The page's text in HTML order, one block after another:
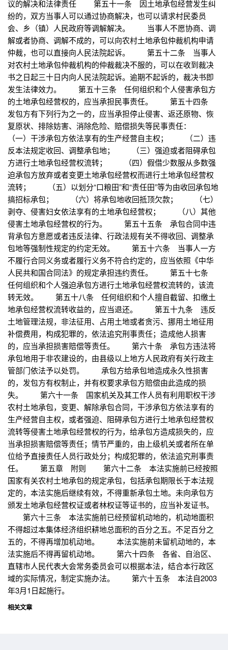
议的解决和法律责任 第五十一条 因土地承包经营发生纠
纷的，双方当事人可以通过协商解决，也可以请求村民委员
会、乡（镇）人民政府等调解解决。 当事人不愿协商、调
解或者协商、调解不成的，可以向农村土地承包仲裁机构申请
仲裁，也可以直接向人民法院起诉。 第五十二条 当事人
对农村土地承包仲裁机构的仲裁裁决不服的，可以在收到裁决
书之日起三十日内向人民法院起诉。逾期不起诉的，裁决书即
发生法律效力。 第五十三条 任何组织和个人侵害承包方
的土地承包经营权的，应当承担民事责任。 第五十四条
发包方有下列行为之一的，应当承担停止侵害、返还原物、恢
复原状、排除妨害、消除危险、赔偿损失等民事责任：
（一）干涉承包方依法享有的生产经营自主权； （二）违
反本法规定收回、调整承包地； （三）强迫或者阻碍承包
方进行土地承包经营权流转； （四）假借少数服从多数强
迫承包方放弃或者变更土地承包经营权而进行土地承包经营权
流转； （五）以划分“口粮田”和“责任田”等为由收回承包地
搞招标承包； （六）将承包地收回抵顶欠款； （七）
剥夺、侵害妇女依法享有的土地承包经营权； （八）其他
侵害土地承包经营权的行为。 第五十五条 承包合同中违
背承包方意愿或者违反法律、行政法规有关不得收回、调整承
包地等强制性规定的约定无效。 第五十六条 当事人一方
不履行合同义务或者履行义务不符合约定的，应当依照《中华
人民共和国合同法》的规定承担违约责任。 第五十七条
任何组织和个人强迫承包方进行土地承包经营权流转的，该流
转无效。 第五十八条 任何组织和个人擅自截留、扣缴土
地承包经营权流转收益的，应当退还。 第五十九条 违反
土地管理法规，非法征用、占用土地或者贪污、挪用土地征用
补偿费用，构成犯罪的，依法追究刑事责任；造成他人损害
的，应当承担损害赔偿等责任。 第六十条 承包方违法将
承包地用于非农建设的，由县级以上地方人民政府有关行政主
管部门依法予以处罚。 承包方给承包地造成永久性损害
的，发包方有权制止，并有权要求承包方赔偿由此造成的损
失。 第六十一条 国家机关及其工作人员有利用职权干涉
农村土地承包，变更、解除承包合同，干涉承包方依法享有的
生产经营自主权，或者强迫、阻碍承包方进行土地承包经营权
流转等侵害土地承包经营权的行为，给承包方造成损失的，应
当承担损害赔偿等责任；情节严重的，由上级机关或者所在单
位给予直接责任人员行政处分；构成犯罪的，依法追究刑事责
任。 第五章 附则 第六十二条 本法实施前已经按照
国家有关农村土地承包的规定承包，包括承包期限长于本法规
定的，本法实施后继续有效，不得重新承包土地。未向承包方
颁发土地承包经营权证或者林权证等证书的，应当补发证书。
第六十三条 本法实施前已经预留机动地的，机动地面积
不得超过本集体经济组织耕地总面积的百分之五。不足百分之
五的，不得再增加机动地。 本法实施前未留机动地的，本
法实施后不得再留机动地。 第六十四条 各省、自治区、
直辖市人民代表大会常务委员会可以根据本法，结合本行政区
域的实际情况，制定实施办法。 第六十五条 本法自2003
年3月1日起施行。
相关文章